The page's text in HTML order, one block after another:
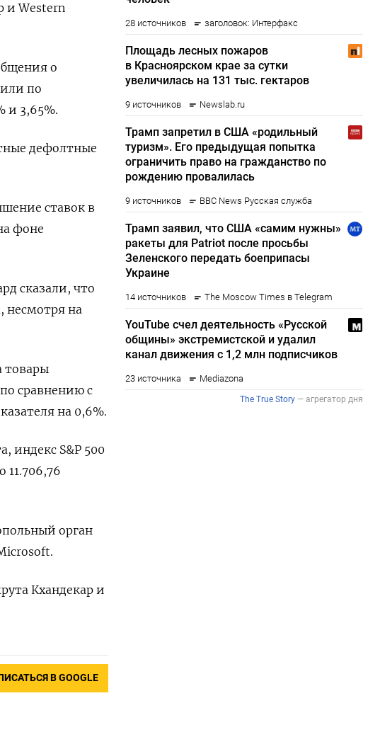
и Western
о
по
и 3,65%.
дефолтные
ставок в
фоне
сказали, что
несмотря на
товары
сравнению с
на 0,6%.
индекс S&P 500
11.706,76
орган
Кхандекар и
В GOOGLE